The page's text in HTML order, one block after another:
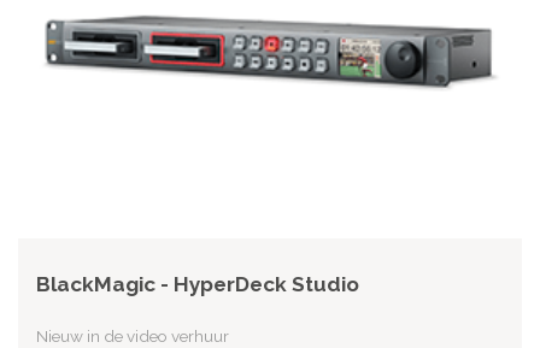
BlackMagic - HyperDeck Studio
Nieuw in de video verhuur